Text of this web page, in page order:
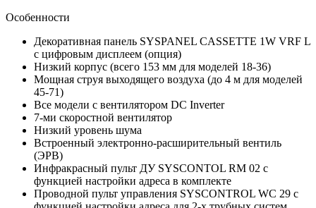
Особенности
Декоративная панель SYSPANEL CASSETTE 1W VRF L
с цифровым дисплеем (опция)
Низкий корпус (всего 153 мм для моделей 18-36)
Мощная струя выходящего воздуха (до 4 м для моделей
45-71)
Все модели с вентилятором DC Inverter
7-ми скоростной вентилятор
Низкий уровень шума
Встроенный электронно-расширительный вентиль
(ЭРВ)
Инфракрасный пульт ДУ SYSCONTOL RM 02 с
функцией настройки адреса в комплекте
Проводной пульт управления SYSCONTROL WC 29 с